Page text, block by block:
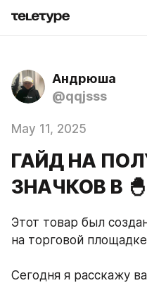
Андрюша
@qqjsss
May 11, 2025
ГАЙД НА
ЗНАЧКОВ В 🐣
Этот товар был
на торговой
Сегодня я расскажу